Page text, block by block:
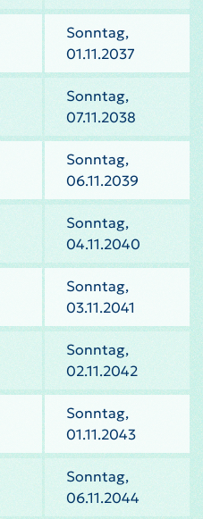
Sonntag,
01.11.2037
Sonntag,
07.11.2038
Sonntag,
06.11.2039
Sonntag,
04.11.2040
Sonntag,
03.11.2041
Sonntag,
02.11.2042
Sonntag,
01.11.2043
Sonntag,
06.11.2044